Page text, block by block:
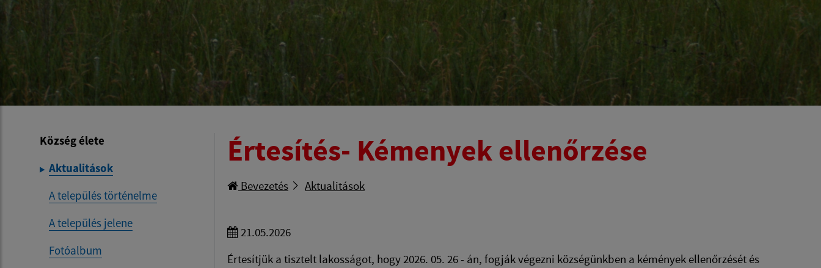
Község élete
Aktualitások
A település történelme
A település jelene
Fotóalbum
Értesítés- Kémenyek ellenőrzése
Bevezetés Aktualitások
21.05.2026
Értesítjük a tisztelt lakosságot, hogy 2026. 05. 26 - án, fogják végezni községünkben a kémények ellenőrzését és